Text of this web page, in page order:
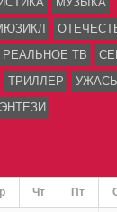
РЕАЛЬНОЕ ТВ
ТРИЛЛЕР
УЖАСЫ
Чт Пт